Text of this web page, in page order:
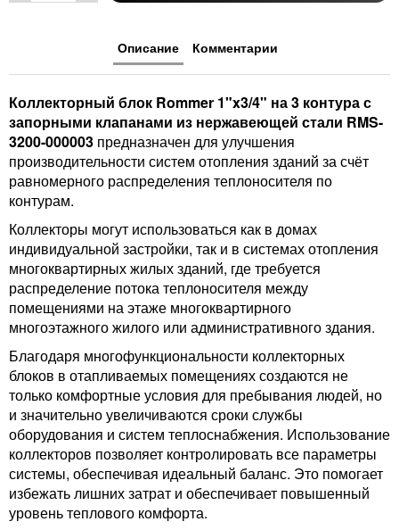
Описание Комментарии
Коллекторный блок Rommer 1"x3/4" на 3 контура с
запорными клапанами из нержавеющей стали RMS-
3200-000003 предназначен для улучшения
производительности систем отопления зданий за счёт
равномерного распределения теплоносителя по
контурам.
Коллекторы могут использоваться как в домах
индивидуальной застройки, так и в системах отопления
многоквартирных жилых зданий, где требуется
распределение потока теплоносителя между
помещениями на этаже многоквартирного
многоэтажного жилого или административного здания.
Благодаря многофункциональности коллекторных
блоков в отапливаемых помещениях создаются не
только комфортные условия для пребывания людей, но
и значительно увеличиваются сроки службы
оборудования и систем теплоснабжения. Использование
коллекторов позволяет контролировать все параметры
системы, обеспечивая идеальный баланс. Это помогает
избежать лишних затрат и обеспечивает повышенный
уровень теплового комфорта.